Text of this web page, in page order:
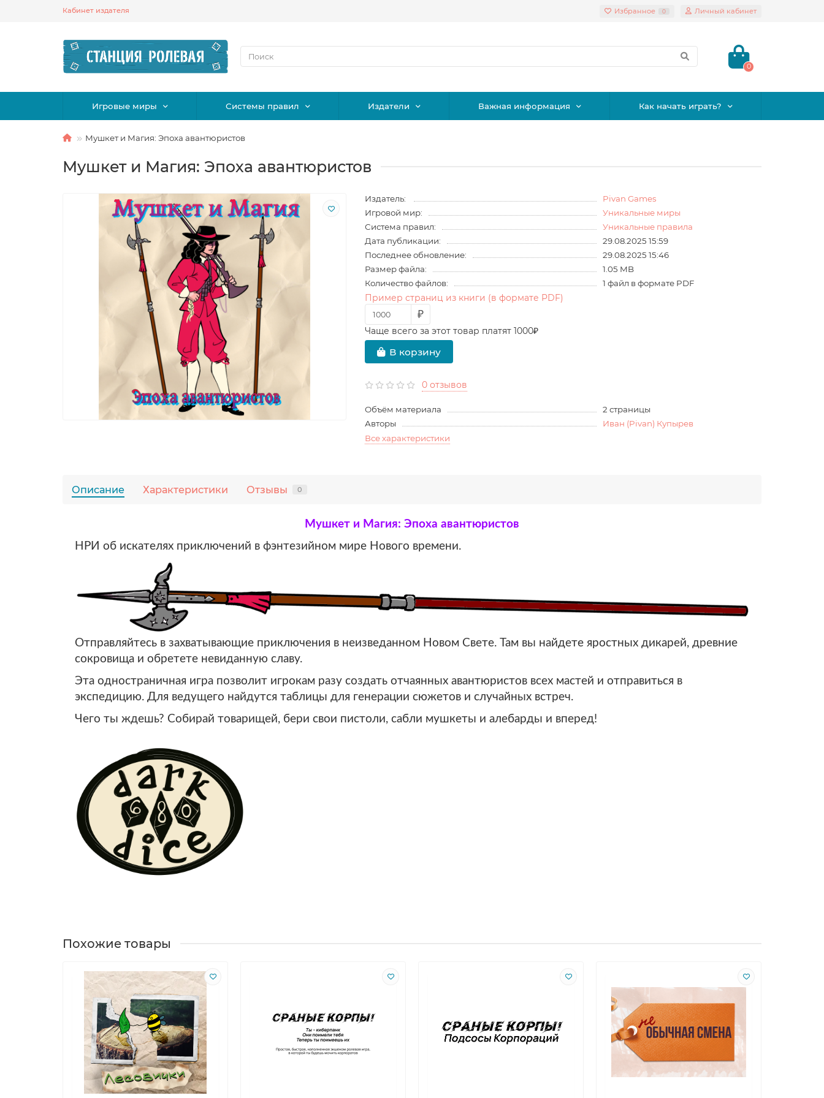
Кабинет издателя Избранное 0 Личный кабинет
0
Игровые миры Системы правил Издатели Важная информация Как начать играть?
Мушкет и Магия: Эпоха авантюристов
Мушкет и Магия: Эпоха авантюристов
Издатель:
Pivan Games
Игровой мир:
Уникальные миры
Система правил:
Уникальные правила
Дата публикации:
29.08.2025 15:59
Последнее обновление:
29.08.2025 15:46
Размер файла:
1.05 MB
Количество файлов:
1 файл в формате PDF
Пример страниц из книги (в формате PDF)
₽
Чаще всего за этот товар платят 1000₽
В корзину
0 отзывов
Объём материала
2 страницы
Авторы
Иван (Pivan) Купырев
Все характеристики
Описание Характеристики Отзывы 0
Мушкет и Магия: Эпоха авантюристов
НРИ об искателях приключений в фэнтезийном мире Нового времени.
Отправляйтесь в захватывающие приключения в неизведанном Новом Свете. Там вы найдете яростных дикарей, древние
сокровища и обретете невиданную славу.
Эта одностраничная игра позволит игрокам разу создать отчаянных авантюристов всех мастей и отправиться в
экспедицию. Для ведущего найдутся таблицы для генерации сюжетов и случайных встреч.
Чего ты ждешь? Собирай товарищей, бери свои пистоли, сабли мушкеты и алебарды и вперед!
Похожие товары